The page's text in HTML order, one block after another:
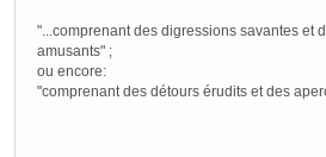
"...comprenant des digressions savantes et
amusants" ;
ou encore:
"comprenant des détours érudits et des